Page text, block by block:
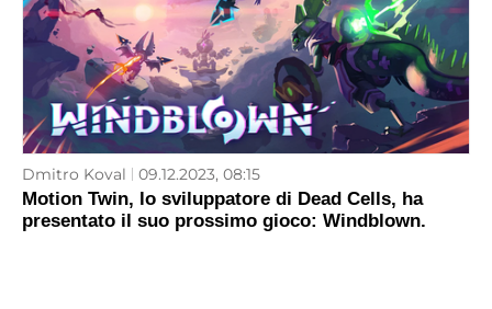
Dmitro Koval 09.12.2023, 08:15
Motion Twin, lo sviluppatore di Dead Cells, ha
presentato il suo prossimo gioco: Windblown.